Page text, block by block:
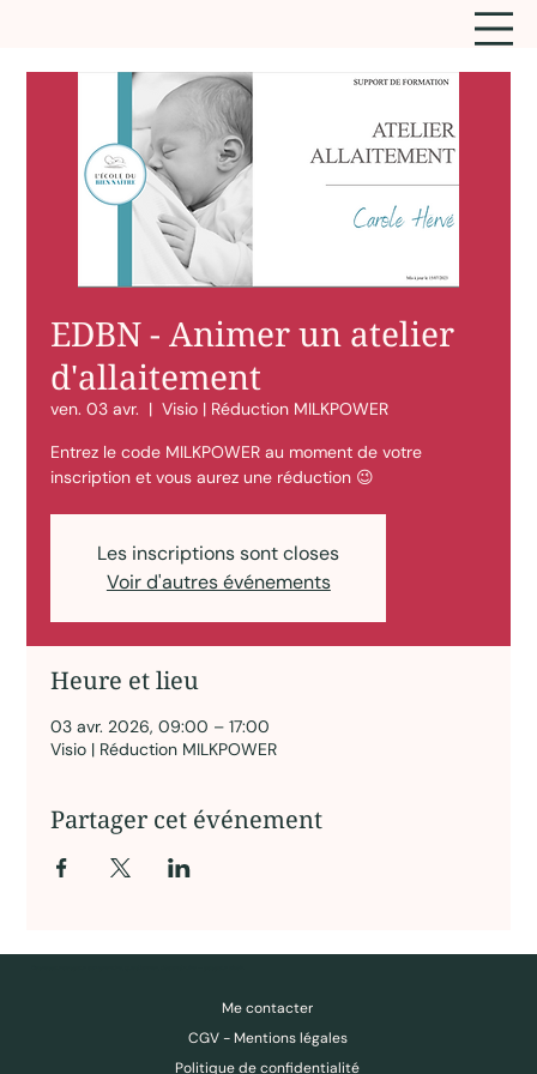
EDBN - Animer un atelier
d'allaitement
ven. 03 avr.
  |
Visio | Réduction MILKPOWER
Entrez le code MILKPOWER au moment de votre
inscription et vous aurez une réduction 😉
Les inscriptions sont closes
Voir d'autres événements
Heure et lieu
03 avr. 2026, 09:00 – 17:00
Visio | Réduction MILKPOWER
Partager cet événement
Me contacter
CGV - Mentions légales
Politique de confidentialité